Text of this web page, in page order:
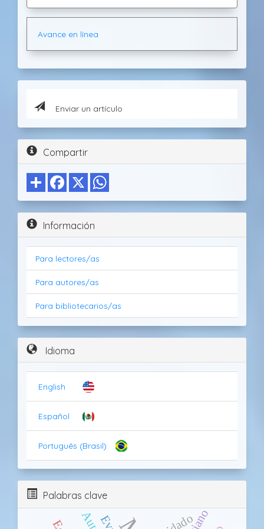
Avance en línea
Enviar un artículo
Compartir
Información
Para lectores/as
Para autores/as
Para bibliotecarios/as
Idioma
English
Español
Português (Brasil)
Palabras clave